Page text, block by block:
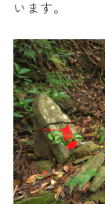
います。